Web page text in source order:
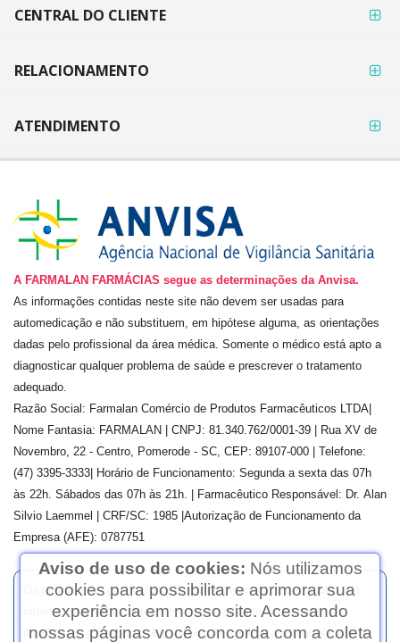
CENTRAL DO CLIENTE
RELACIONAMENTO
ATENDIMENTO
A FARMALAN FARMÁCIAS segue as determinações da Anvisa.
As informações contidas neste site não devem ser usadas para
automedicação e não substituem, em hipótese alguma, as orientações
dadas pelo profissional da área médica. Somente o médico está apto a
diagnosticar qualquer problema de saúde e prescrever o tratamento
adequado.
Razão Social: Farmalan Comércio de Produtos Farmacêuticos LTDA
Nome Fantasia: FARMALAN | CNPJ: 81.340.762/0001-39 | Rua XV de
Novembro, 22 - Centro, Pomerode - SC, CEP: 89107-000 | Telefone:
(47) 3395-3333 | Horário de Funcionamento: Segunda a sexta das 07h
às 22h. Sábados das 07h às 21h. | Farmacêutico Responsável: Dr. Alan
Silvio Laemmel
| CRF/SC: 1985 |Autorização de Funcionamento da
Empresa (AFE): 0787751
Os preços e as promoções são válidos apenas para compras via
internet. | As fotos contidas em nosso site são meramente
ilustrativas. | *Preços e disponibilidade sujeitos a alterações no
Aviso de uso de cookies: Nós utilizamos
cookies para possibilitar e aprimorar sua
experiência em nosso site. Acessando
nossas páginas você concorda com a coleta